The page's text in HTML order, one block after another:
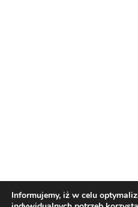
Informujemy, iż w celu